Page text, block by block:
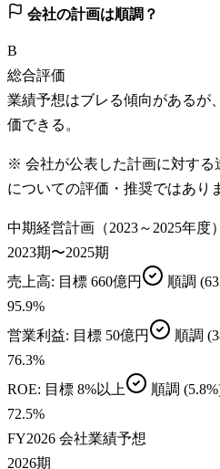
会社の計画は順調？
B
総合評価
業績予想はブレる傾向があるが
価できる。
※ 会社が公表した計画に対する
についての評価・推奨ではあり
中期経営計画（2023～2025年度）
2023期〜2025期
売上高: 目標 660億円 順調
95.9%
営業利益: 目標 50億円 順調
76.3%
ROE: 目標 8%以上 順調
72.5%
FY2026 会社業績予想
2026期